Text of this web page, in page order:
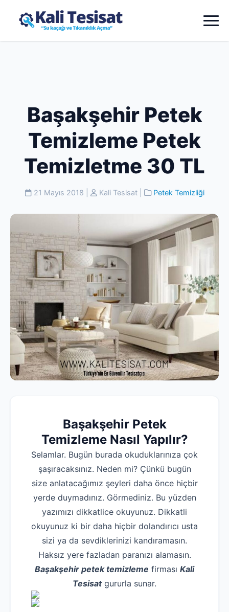
Başakşehir Petek
Temizleme Petek
Temizletme 30 TL
21 Mayıs 2018 Kali Tesisat| Petek Temizliği
BaşakşehirPetek
Temizleme Nasıl Yapılır?
Selamlar. Bugün burada okuduklarınıza çok
şaşıracaksınız. Neden mi? Çünkü bugün
size anlatacağımız şeyleri daha önce hiçbir
yerde duymadınız. Görmediniz. Bu yüzden
yazımızı dikkatlice okuyunuz. Dikkatli
okuyunuz ki bir daha hiçbir dolandırıcı usta
sizi ya da sevdiklerinizi kandıramasın.
Haksız yere fazladan paranızı alamasın.
Başakşehir petek temizleme firması Kali
Tesisatgururla sunar.